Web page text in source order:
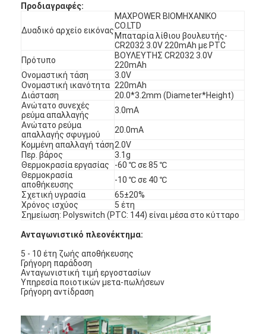
Σπίτι
Προϊόντα
Περίπου εμείς
Γύρος εργοστασίων
Ποιοτικός έλεγχος
Μας ελάτε σε επαφή με
Ειδήσεις
Προδιαγραφές:
Δυαδικό αρχείο εικόνας
MAXPOWER ΒΙΟΜΗΧΑΝΙΚΟ
CO.LTD
Μπαταρία λίθιου βουλευτής-
CR2032 3.0V 220mAh με PTC
Πρότυπο
ΒΟΥΛΕΥΤΗΣ CR2032 3.0V
220mAh
Ονομαστική τάση
3.0V
Ονομαστική ικανότητα 220mAh
Διάσταση
20.0*3.2mm (Diameter*Height)
Ανώτατο συνεχές
ρεύμα απαλλαγής
3.0mA
Ανώτατο ρεύμα
απαλλαγής σφυγμού
20.0mA
Κομμένη απαλλαγή τάση2.0V
Περ. βάρος
3.1g
Θερμοκρασία εργασίας
-60 ℃ σε 85 ℃
Θερμοκρασία
αποθήκευσης
-10 ℃ σε 40 ℃
Σχετική υγρασία
65±20%
Χρόνος ισχύος
5 έτη
Σημείωση: Polyswitch (PTC: 144) είναι μέσα στο κύτταρο
Ανταγωνιστικό πλεονέκτημα:
5 - 10 έτη ζωής αποθήκευσης
Γρήγορη παράδοση
Ανταγωνιστική τιμή εργοστασίων
Υπηρεσία ποιοτικών μετα-πωλήσεων
Γρήγορη αντίδραση